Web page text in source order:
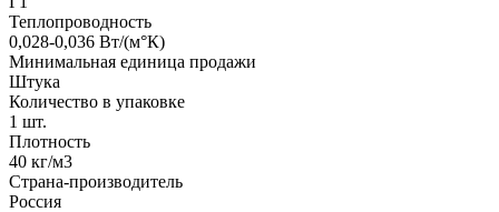
Теплопроводность
0,028-0,036 Вт/(м°К)
Минимальная единица продажи
Штука
Количество в упаковке
1 шт.
Плотность
40 кг/м3
Страна-производитель
Россия